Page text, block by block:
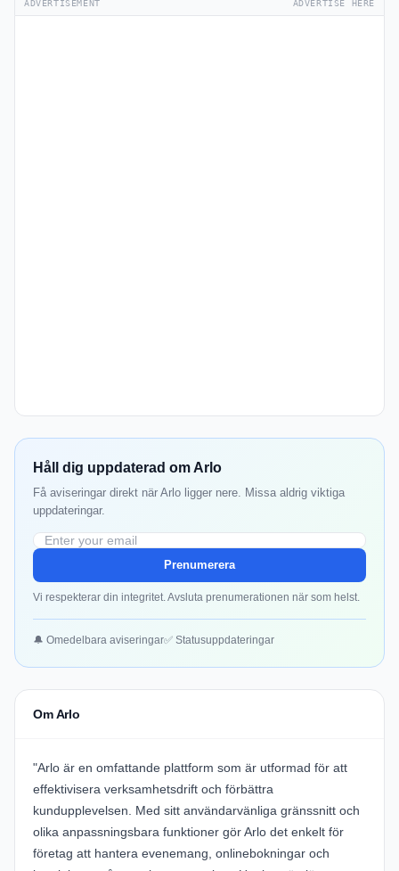
ADVERTISEMENT ADVERTISE HERE
Håll dig uppdaterad om Arlo
Få aviseringar direkt när Arlo ligger nere. Missa aldrig viktiga
uppdateringar.
Prenumerera
Vi respekterar din integritet. Avsluta prenumerationen när som helst.
🔔 Omedelbara aviseringar✅ Statusuppdateringar
Om Arlo
"Arlo är en omfattande plattform som är utformad för att
effektivisera verksamhetsdrift och förbättra
kundupplevelsen. Med sitt användarvänliga gränssnitt och
olika anpassningsbara funktioner gör Arlo det enkelt för
företag att hantera evenemang, onlinebokningar och